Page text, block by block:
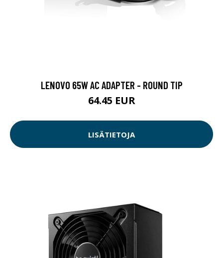
LENOVO 65W AC ADAPTER - ROUND TIP
64.45 EUR
LISÄTIETOJA